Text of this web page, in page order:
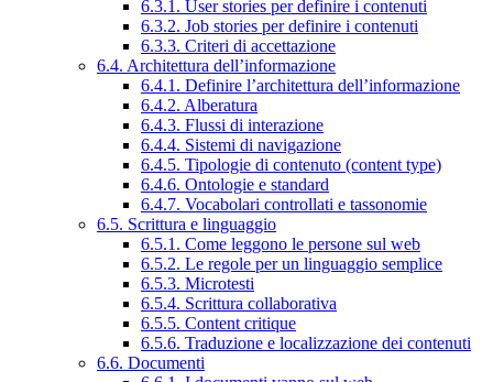
6.3.1. User stories per definire i contenuti
6.3.2. Job stories per definire i contenuti
6.3.3. Criteri di accettazione
6.4. Architettura dell’informazione
6.4.1. Definire l’architettura dell’informazione
6.4.2. Alberatura
6.4.3. Flussi di interazione
6.4.4. Sistemi di navigazione
6.4.5. Tipologie di contenuto (content type)
6.4.6. Ontologie e standard
6.4.7. Vocabolari controllati e tassonomie
6.5. Scrittura e linguaggio
6.5.1. Come leggono le persone sul web
6.5.2. Le regole per un linguaggio semplice
6.5.3. Microtesti
6.5.4. Scrittura collaborativa
6.5.5. Content critique
6.5.6. Traduzione e localizzazione dei contenuti
6.6. Documenti